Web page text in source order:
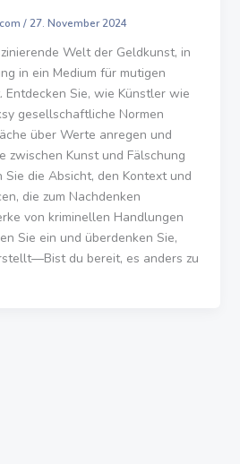
/ 27. November 2024
Welt der Geldkunst, in
in ein Medium für mutigen
Sie, wie Künstler wie
gesellschaftliche Normen
über Werte anregen und
zwischen Kunst und Fälschung
Sie die Absicht, den Kontext und
die zum Nachdenken
von kriminellen Handlungen
Sie ein und überdenken Sie,
du bereit, es anders zu